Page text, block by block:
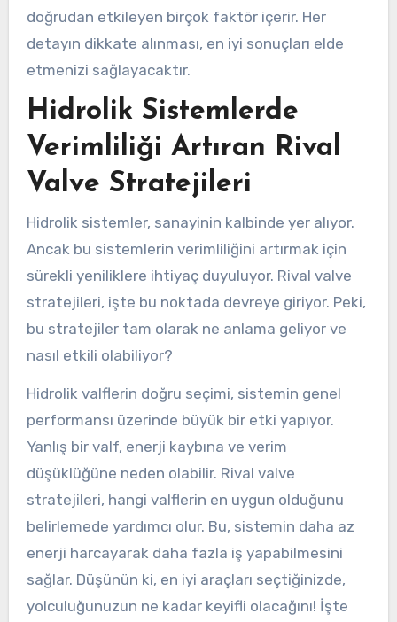
doğrudan etkileyen birçok faktör içerir. Her
detayın dikkate alınması, en iyi sonuçları elde
etmenizi sağlayacaktır.
Hidrolik Sistemlerde
Verimliliği Artıran Rival
Valve Stratejileri
Hidrolik sistemler, sanayinin kalbinde yer alıyor.
Ancak bu sistemlerin verimliliğini artırmak için
sürekli yeniliklere ihtiyaç duyuluyor. Rival valve
stratejileri, işte bu noktada devreye giriyor. Peki,
bu stratejiler tam olarak ne anlama geliyor ve
nasıl etkili olabiliyor?
Hidrolik valflerin doğru seçimi, sistemin genel
performansı üzerinde büyük bir etki yapıyor.
Yanlış bir valf, enerji kaybına ve verim
düşüklüğüne neden olabilir. Rival valve
stratejileri, hangi valflerin en uygun olduğunu
belirlemede yardımcı olur. Bu, sistemin daha az
enerji harcayarak daha fazla iş yapabilmesini
sağlar. Düşünün ki, en iyi araçları seçtiğinizde,
yolculuğunuzun ne kadar keyifli olacağını! İşte